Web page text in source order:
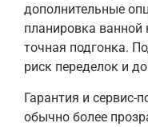
дополнительные
планировка ванной
точная подгонка.
риск переделок и
Гарантия и сервис-
обычно более